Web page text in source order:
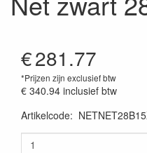
€281.77
*Prijzen zijn exclusief btw
€ 340.94 inclusief btw
Artikelcode: